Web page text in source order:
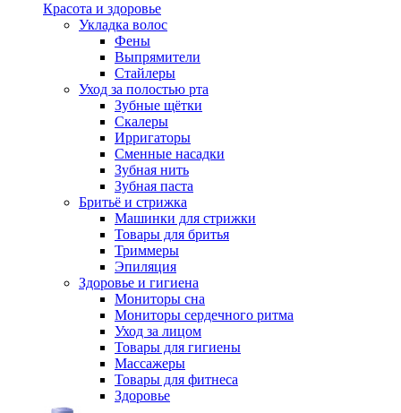
Красота и здоровье
Укладка волос
Фены
Выпрямители
Стайлеры
Уход за полостью рта
Зубные щётки
Скалеры
Ирригаторы
Сменные насадки
Зубная нить
Зубная паста
Бритьё и стрижка
Машинки для стрижки
Товары для бритья
Триммеры
Эпиляция
Здоровье и гигиена
Мониторы сна
Мониторы сердечного ритма
Уход за лицом
Товары для гигиены
Массажеры
Товары для фитнеса
Здоровье